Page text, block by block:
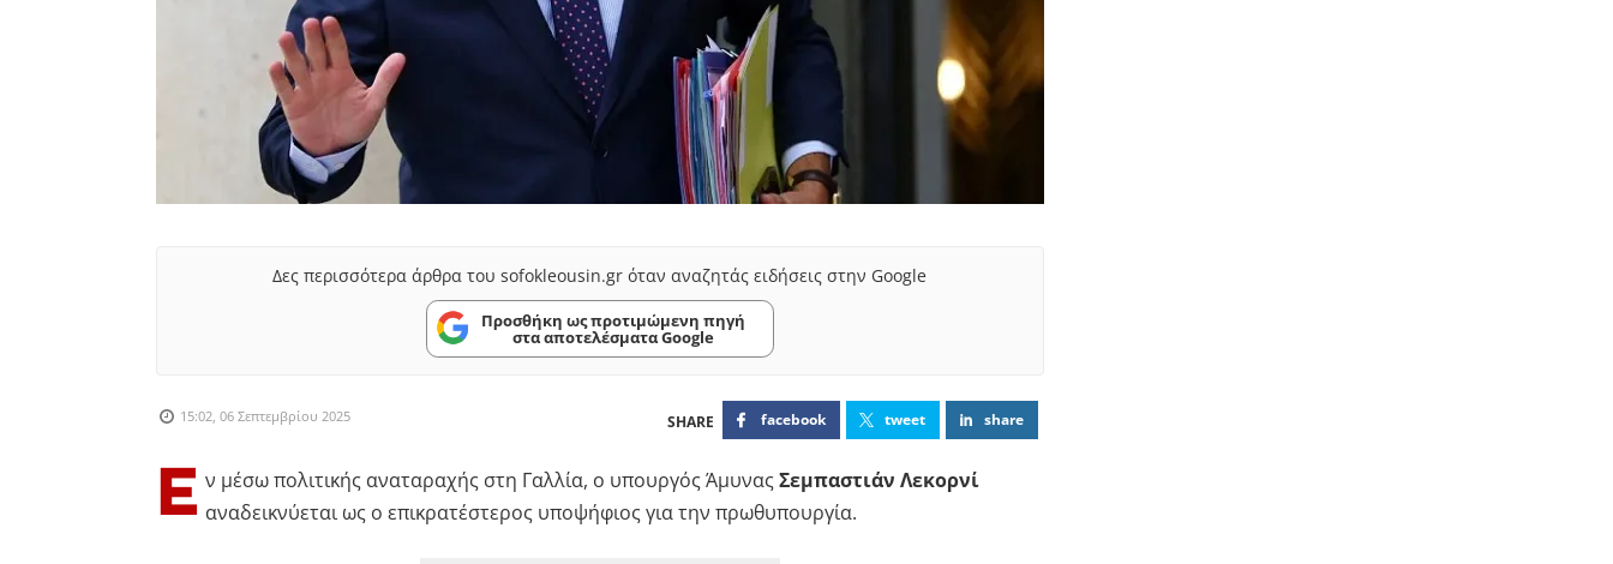
Δες περισσότερα άρθρα του sofokleousin.gr όταν αναζητάς ειδήσεις στην Google
Προσθήκη ως προτιμώμενη πηγή
στα αποτελέσματα Google
15:02, 06 Σεπτεμβρίου 2025 facebook tweet share
Ε ν μέσω πολιτικής αναταραχής στη Γαλλία, ο υπουργός Άμυνας Σεμπαστιάν Λεκορνί
αναδεικνύεται ως ο επικρατέστερος υποψήφιος για την πρωθυπουργία.